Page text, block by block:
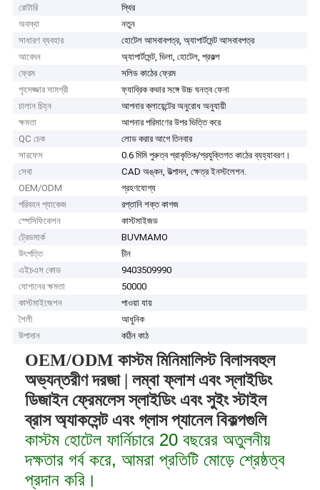
রোটারি
স্থির
অবস্থা
নতুন
সাধারণ ব্যবহার
হোটেল আসবাবপত্র, অ্যাপার্টমেন্ট আসবাবপত্র
আবেদন
অ্যাপার্টমেন্ট, ভিলা, হোটেল, প্রকল্প
ফ্রেম
সলিড কাঠের ফ্রেম
গৃহসজ্জার সামগ্রী
ফ্যাব্রিক কভার সঙ্গে উচ্চ ঘনত্ব ফেনা
চালান চিহ্ন
আপনার ক্লায়েন্টের অনুরোধ অনুযায়ী
ক্ষমতা
আপনার পরিমাণের উপর ভিত্তি করে
QC চেক
লোড করার আগে তিনবার
সারফেস
0.6 মিমি পুরুত্ব প্রাকৃতিক/প্রযুক্তিগত কাঠের ব্যহ্যাবরণ।
সেবা
CAD অঙ্কন, উত্পাদন, ক্ষেত্র ইনস্টলেশন.
OEM/ODM
গ্রহণযোগ্য
পরিবহন প্যাকেজ
রপ্তানি শক্ত কাগজ
স্পেসিফিকেশন
কাস্টমাইজড
ট্রেডমার্ক
BUVMAMO
উৎপত্তি
চীন
এইচএস কোড
9403509990
যোগানের ক্ষমতা
50000
কাস্টমাইজেশন
পাওয়া যায়
শৈলী
আধুনিক
উপাদান
কঠিন কাঠ
OEM/ODM কাস্টম মিনিমালিস্ট বিলাসবহুল
অভ্যন্তরীণ দরজা | লম্বা ফ্লাশ এবং স্লাইডিং
ডিজাইন ফ্রেমলেস স্লাইডিং এবং সুইং স্টাইল
ব্রাস অ্যাকসেন্ট এবং গ্লাস প্যানেল বিকল্পগুলি
কাস্টম হোটেল ফার্নিচারে 20 বছরের অতুলনীয়
দক্ষতার গর্ব করে, আমরা প্রতিটি মোড়ে শ্রেষ্ঠত্ব
প্রদান করি।